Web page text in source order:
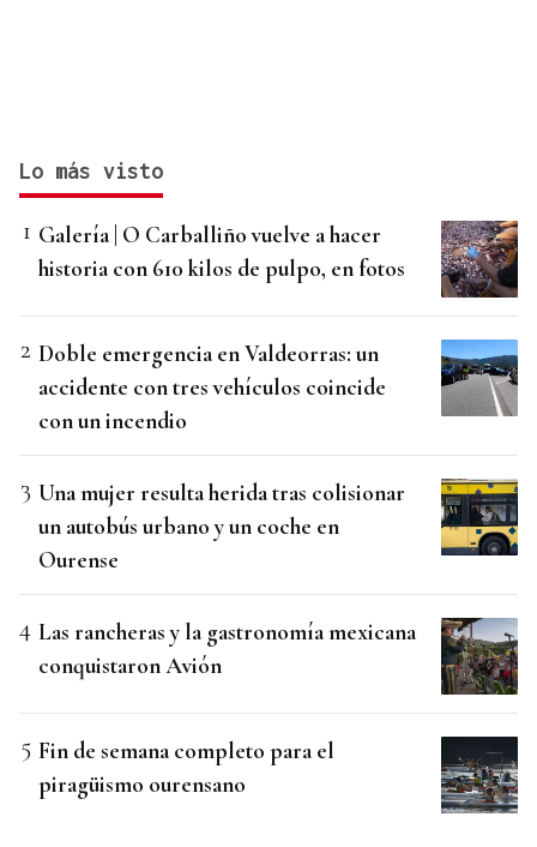
Lo más visto
Galería | O Carballiño vuelve a hacer
historia con 610 kilos de pulpo, en fotos
Doble emergencia en Valdeorras: un
accidente con tres vehículos coincide
con un incendio
Una mujer resulta herida tras colisionar
un autobús urbano y un coche en
Ourense
Las rancheras y la gastronomía mexicana
conquistaron Avión
Fin de semana completo para el
piragüismo ourensano